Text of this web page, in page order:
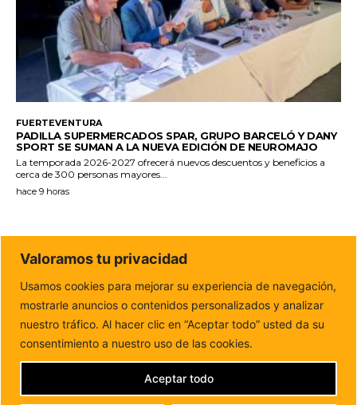
FUERTEVENTURA
PADILLA SUPERMERCADOS SPAR, GRUPO BARCELÓ Y DANY
SPORT SE SUMAN A LA NUEVA EDICIÓN DE NEUROMAJO
La temporada 2026-2027 ofrecerá nuevos descuentos y beneficios a
cerca de 300 personas mayores...
hace 9 horas